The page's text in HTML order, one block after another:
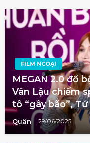
FILM NGOẠI
MEGAN 2.0 đổ
Vân Lậu chiếm
tô “gây bão”,
Quân 29/06/2025